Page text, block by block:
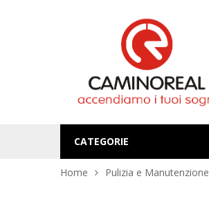
CATEGORIE
Home Pulizia e Manutenzione